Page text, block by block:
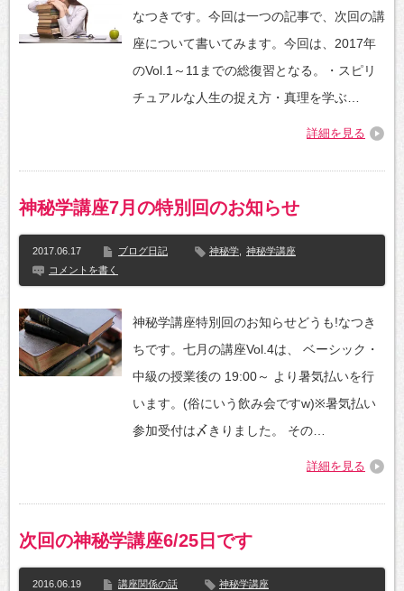
なつきです。今回は一つの記事で、次回の講
座について書いてみます。今回は、2017年
のVol.1～11までの総復習となる。・スピリ
チュアルな人生の捉え方・真理を学ぶ…
詳細を見る
神秘学講座7月の特別回のお知らせ
2017.06.17 ブログ日記 神秘学
神秘学講座
コメントを書く
神秘学講座特別回のお知らせどうも!なつき
ちです。七月の講座Vol.4は、 ベーシック・
中級の授業後の 19:00～ より暑気払いを行
います。(俗にいう飲み会ですw)※暑気払い
参加受付は〆きりました。 その…
詳細を見る
次回の神秘学講座6/25日です
2016.06.19 講座関係の話
神秘学講座